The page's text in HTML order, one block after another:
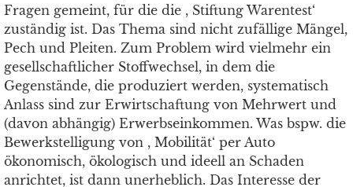
Fragen gemeint, für die die , Stiftung Warentest‘
zuständig ist. Das Thema sind nicht zufällige Mängel,
Pech und Pleiten. Zum Problem wird vielmehr ein
gesellschaftlicher Stoffwechsel, in dem die
Gegenstände, die produziert werden, systematisch
Anlass sind zur Erwirtschaftung von Mehrwert und
(davon abhängig) Erwerbseinkommen. Was bspw. die
Bewerkstelligung von , Mobilität‘ per Auto
ökonomisch, ökologisch und ideell an Schaden
anrichtet, ist dann unerheblich. Das Interesse der